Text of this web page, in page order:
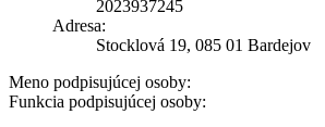
2023937245
Adresa:
Stocklová 19, 085 01 Bardejov
Meno podpisujúcej osoby:
Funkcia podpisujúcej osoby: